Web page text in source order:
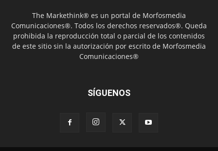
The Markethink® es un portal de Morfosmedia
Comunicaciones®. Todos los derechos reservados®. Queda
prohibida la reproducción total o parcial de los contenidos
de este sitio sin la autorización por escrito de Morfosmedia
Comunicaciones®
SÍGUENOS